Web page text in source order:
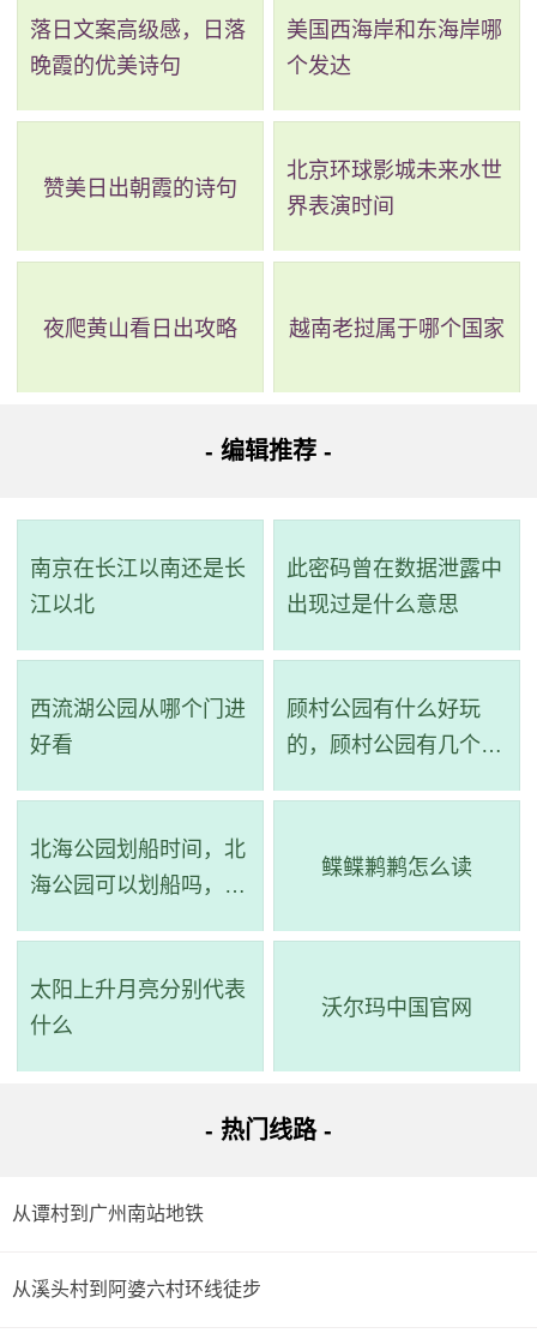
详细路线：从起点到昌岗站乘地铁8号线(万胜围方向)经
过4站到客村站；站内换乘；客村站乘地铁3号线(天河客运站
方向)经过3站到体育西路站；站内换乘；体育西路站乘地铁1
号线(广州东站方向)经过2站到广州东站(G口)；步行131米到
路线简介：起点 ->步行-> 287路（晓港新村站 至 东山口
物园南门总站方向)或129路经过3站到东山口(东华北路)站；
步行287米；东山口站(F口)乘地铁1号线(广州东站方向)经过4
站到广州东站(G口)；步行131米到达目的地。
路线简介：起点 ->步行-> 551路 （华海大厦站 至 广州火
详细路线：从起点到步行463米；华海大厦站乘551路(广
州火车东站总站方向)经过13站到广州火车东站总站站；步行
314米到达目的地。
路线五：全程12.5公里，耗时1小时10分钟，无需换乘。
州火车东站总站方向)经过12站到广州火车东站总站站；步行
落日文案高级感，日落
晚霞的优美诗句
美国西海岸和东海岸哪
个发达
赞美日出朝霞的诗句
北京环球影城未来水世
界表演时间
夜爬黄山看日出攻略 越南老挝属于哪个国家
- 编辑推荐 -
南京在长江以南还是长
江以北
此密码曾在数据泄露中
出现过是什么意思
西流湖公园从哪个门进
好看
顾村公园有什么好玩
的，顾村公园有几个景
北海公园划船时间，北
海公园可以划船吗，北
鲽鲽鹣鹣怎么读
太阳上升月亮分别代表
什么
沃尔玛中国官网
- 热门线路 -
从谭村到广州南站地铁
从溪头村到阿婆六村环线徒步